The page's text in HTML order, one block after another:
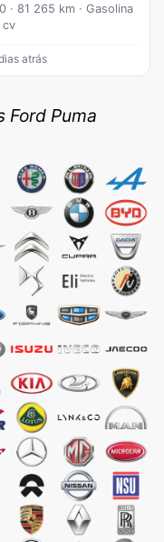
· 81 265 km · Gasolina
cv
atrás
Ford Puma